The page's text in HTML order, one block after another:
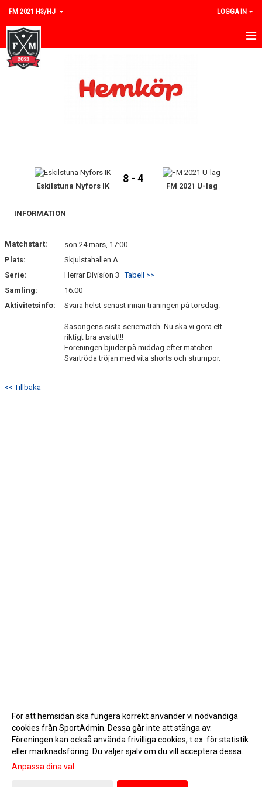
FM 2021 H3/HJ LOGGA IN
HEM
BILDGALLERI
DOKUMENT
Eskilstuna Nyfors IK
8 - 4
FM 2021 U-lag
INFORMATION
Matchstart:
sön 24 mars, 17:00
Plats:
Skjulstahallen A
Serie:
Herrar Division 3Tabell >>
Samling:
16:00
Aktivitetsinfo:
Svara helst senast innan träningen på torsdag.
Säsongens sista seriematch. Nu ska vi göra ett
riktigt bra avslut!!!
Föreningen bjuder på middag efter matchen.
Svartröda tröjan med vita shorts och strumpor.
<< Tillbaka
Gå till Webbversion
För att hemsidan ska fungera korrekt använder vi nödvändiga
cookies från SportAdmin. Dessa går inte att stänga av.
Föreningen kan också använda frivilliga cookies, t.ex. för statistik
eller marknadsföring. Du väljer själv om du vill acceptera dessa.
Anpassa dina val